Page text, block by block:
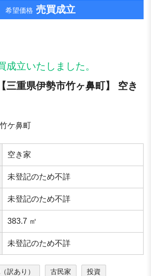
希望価格 売買成立
成立いたしました。
三重県伊勢市⽵ヶ⿐町】 空き
ケ鼻町
空き家
未登記のため不詳
未登記のため不詳
383.7 ㎡
未登記のため不詳
訳あり） 古民家 投資